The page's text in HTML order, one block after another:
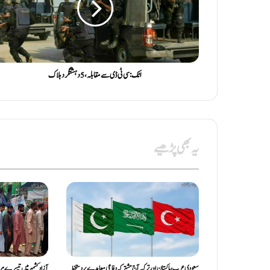
اٹک: سی ٹی ڈی سے مقابلہ، 5 دہشتگرد ہلاک
یہ بھی پڑھیے